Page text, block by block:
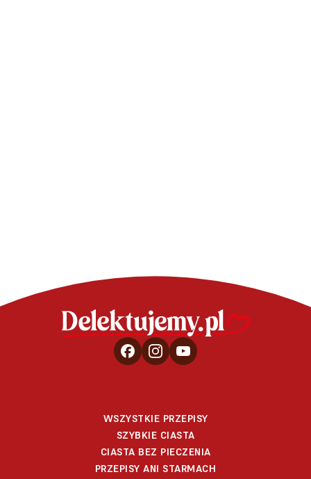
WSZYSTKIE PRZEPISY
SZYBKIE CIASTA
CIASTA BEZ PIECZENIA
PRZEPISY ANI STARMACH